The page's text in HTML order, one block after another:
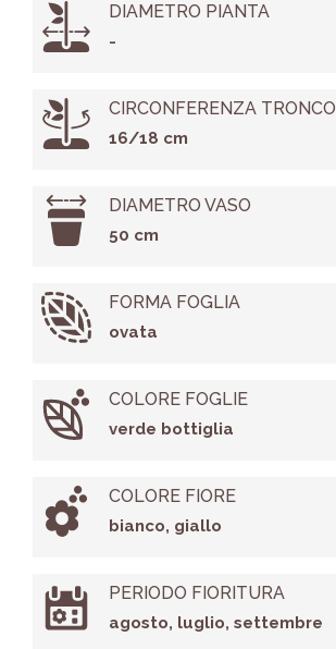
DIAMETRO PIANTA
-
CIRCONFERENZA TRONCO
16/18 cm
DIAMETRO VASO
50 cm
FORMA FOGLIA
ovata
COLORE FOGLIE
verde bottiglia
COLORE FIORE
bianco, giallo
PERIODO FIORITURA
agosto, luglio, settembre